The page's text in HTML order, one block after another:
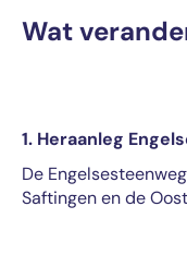
Wat
1. Heraanleg
De
Saftingen en de